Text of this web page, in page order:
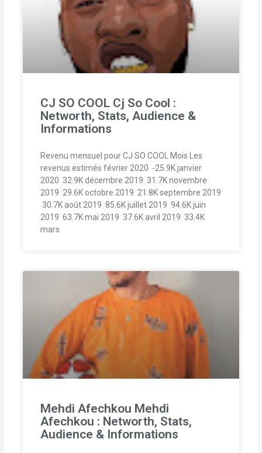
CJ SO COOL Cj So Cool :
Networth, Stats, Audience &
Informations
Revenu mensuel pour CJ SO COOL Mois Les
revenus estimés février 2020  -25.9K janvier
2020  32.9K décembre 2019  31.7K novembre
2019  29.6K octobre 2019  21.8K septembre 2019
 30.7K août 2019  85.6K juillet 2019  94.6K juin
2019  63.7K mai 2019  37.6K avril 2019  33.4K
mars
Mehdi Afechkou Mehdi
Afechkou : Networth, Stats,
Audience & Informations